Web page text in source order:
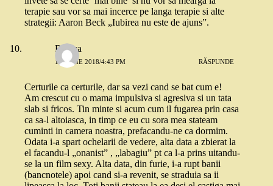
terapie sau vor sa mai incerce pe langa terapie si alte
strategii: Aaron Beck „Iubirea nu este de ajuns”.
Raluca
18 IUNIE 2018/4:43 PM RĂSPUNDE
Certurile ca certurile, dar sa vezi cand se bat cum e!
Am crescut cu o mama impulsiva si agresiva si un tata
slab si fricos. Tin minte si acum cum il fugarea prin casa
ca sa-l altoiasca, in timp ce eu cu sora mea stateam
cuminti in camera noastra, prefacandu-ne ca dormim.
Odata i-a spart ochelarii de vedere, alta data a zbierat la
el facandu-l „onanist” , „labagiu” pt ca l-a prins uitandu-
se la un film sexy. Alta data, din furie, i-a rupt banii
(bancnotele) apoi cand si-a revenit, se straduia sa ii